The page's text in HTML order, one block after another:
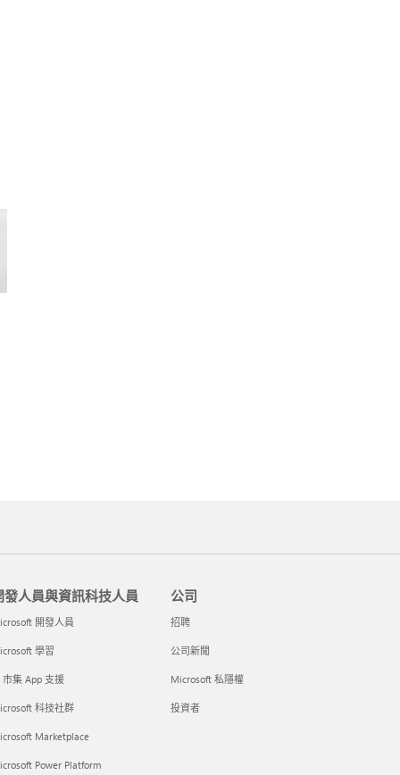
發人員與資訊科技人員
開發人員
學習
市集 App 支援
科技社群
Marketplace
Power Platform
公司
招聘
公司新聞
Microsoft 私隱權
投資者